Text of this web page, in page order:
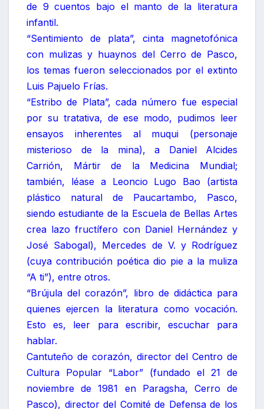
de 9 cuentos bajo el manto de la literatura
infantil.
“Sentimiento de plata”, cinta magnetofónica
con mulizas y huaynos del Cerro de Pasco,
los temas fueron seleccionados por el extinto
Luis Pajuelo Frías.
“Estribo de Plata”, cada número fue especial
por su tratativa, de ese modo, pudimos leer
ensayos inherentes al muqui (personaje
misterioso de la mina), a Daniel Alcides
Carrión, Mártir de la Medicina Mundial;
también, léase a Leoncio Lugo Bao (artista
plástico natural de Paucartambo, Pasco,
siendo estudiante de la Escuela de Bellas Artes
crea lazo fructífero con Daniel Hernández y
José Sabogal), Mercedes de V. y Rodríguez
(cuya contribución poética dio pie a la muliza
“A ti”), entre otros.
“Brújula del corazón”, libro de didáctica para
quienes ejercen la literatura como vocación.
Esto es, leer para escribir, escuchar para
hablar.
Cantuteño de corazón, director del Centro de
Cultura Popular “Labor” (fundado el 21 de
noviembre de 1981 en Paragsha, Cerro de
Pasco), director del Comité de Defensa de los